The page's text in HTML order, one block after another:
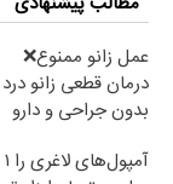
عمل زانو ممنوع❌
درمان قطعی زانو درد
بدون جراحی و دارو
آمپول‌های لاغری را ۱